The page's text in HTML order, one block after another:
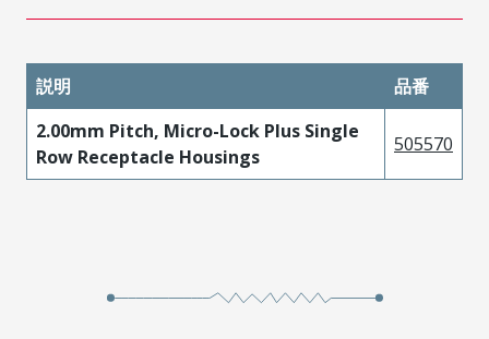
説明
品番
2.00mm Pitch, Micro-Lock Plus Single
Row Receptacle Housings
505570